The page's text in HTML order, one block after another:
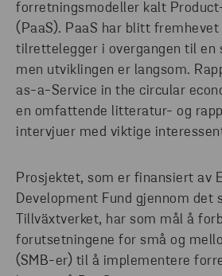
forretningsmodeller kalt
(PaaS). PaaS har blitt fremhevet
tilrettelegger i overgangen til en
men utviklingen er langsom.
as-a-Service in the circular
en omfattende litteratur- og
intervjuer med viktige
Prosjektet, som er finansiert av
Development Fund gjennom det
Tillväxtverket, har som mål å
forutsetningene for små og
(SMB-er) til å implementere